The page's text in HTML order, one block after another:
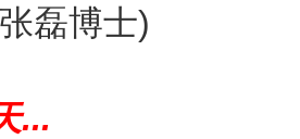
磊博士)
...